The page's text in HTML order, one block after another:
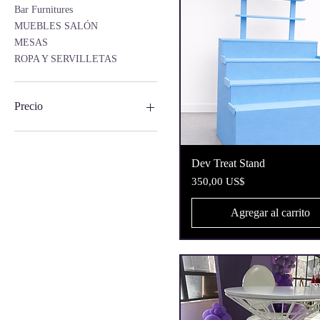
Bar Furnitures
MUEBLES SALÓN
MESAS
ROPA Y SERVILLETAS
Precio
Vista rápida
Dev Treat Stand
Precio
350,00 US$
Agregar al carrito